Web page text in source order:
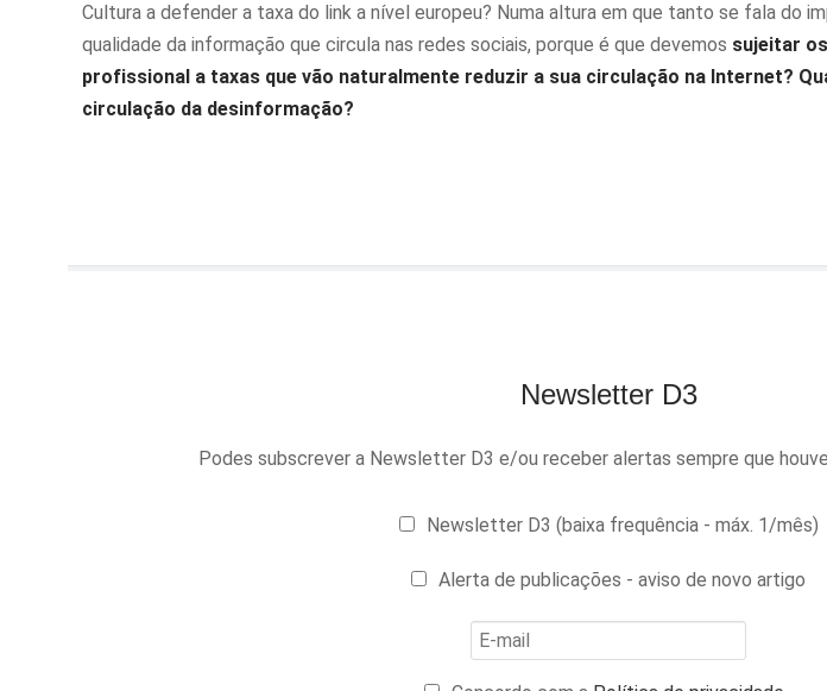
Cultura a defender a taxa do link a nível europeu? Numa altura em que tanto se fala do
qualidade da informação que circula nas redes sociais, porque é que devemos sujeitar
profissional a taxas que vão naturalmente reduzir a sua circulação na Internet?
circulação da desinformação?
Newsletter D3
Podes subscrever a Newsletter D3 e/ou receber alertas sempre que
Newsletter D3 (baixa frequência - máx. 1/mês)
Alerta de publicações - aviso de novo artigo